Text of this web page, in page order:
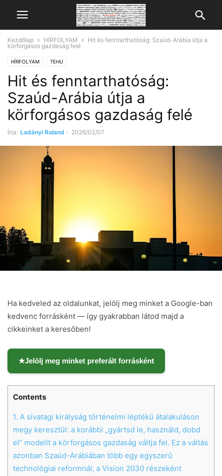
Kezdőlap HÍRFOLYAM
Hit és fenntarthatóság: Szaúd-Arábia útja a
körforgásos gazdaság felé
HÍRFOLYAM TEHU
Hit és fenntarthatóság:
Szaúd-Arábia útja a
körforgásos gazdaság felé
Írta: Ladányi Roland - 2026/02/07
Ha kedveled az oldalunkat, jelölj meg minket a Google-ban
kedvenc forrásként — így gyakrabban látod majd a
cikkeinket a keresőben!
★Jelölj meg minket preferált forrásként
Contents
1. A sivatagi királyság történelmi léptékű átalakuláson
megy keresztül: a korábbi „gyártsd le, használd, dobd
el” modellt a körforgásos gazdaság váltja fel. Ez a váltás
azonban Szaúd-Arábiában több egy egyszerű
technológiai reformnál; a Vision 2030 részeként